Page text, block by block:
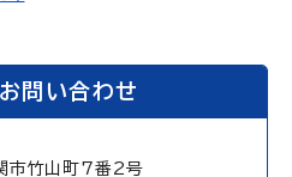
問い合わせ
竹山町7番2号